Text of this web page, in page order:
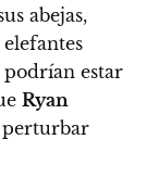
abejas,
podrían estar
Ryan
perturbar